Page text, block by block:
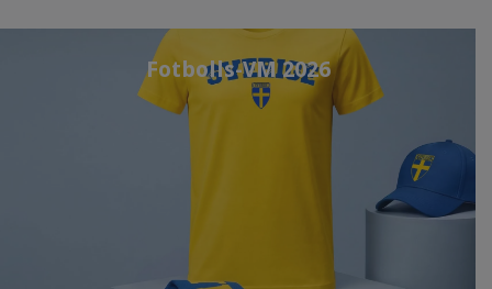
Fotbolls-VM 2026